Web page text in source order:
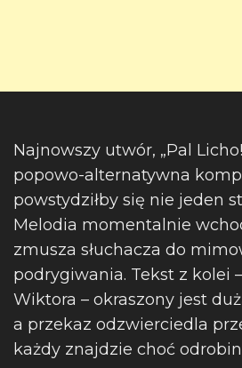
Najnowszy utwór, „Pal
popowo-alternatywna
powstydziłby się nie jeden
Melodia momentalnie
zmusza słuchacza do
podrygiwania. Tekst z kolei
Wiktora – okraszony jest
a przekaz odzwierciedla
każdy znajdzie choć